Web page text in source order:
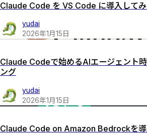
Claude Code を VS Code に導入して
yudai
2026年1月 15 日
Claude Codeで始めるAIエージェント
ング
yudai
2026年1月15日
Claude Code on Amazon Bedrockを導